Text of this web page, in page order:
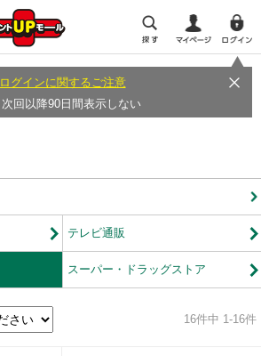
ログインに関するご注意
次回以降90日間表示しない
テレビ通販
スーパー・ドラッグストア
16件中 1-16件